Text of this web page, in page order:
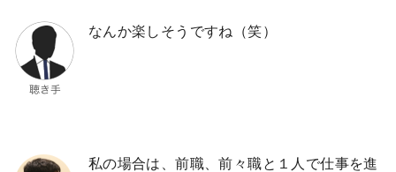
なんか楽しそうですね（笑）
私の場合は、前職、前々職と１人で仕事を進